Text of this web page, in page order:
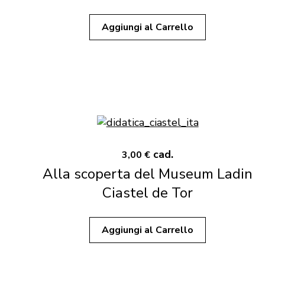
Aggiungi al Carrello
3,00 € cad.
Alla scoperta del Museum Ladin
Ciastel de Tor
Aggiungi al Carrello